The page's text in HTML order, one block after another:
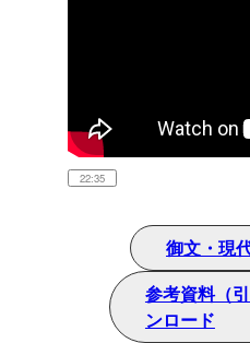
22:35
御文・現
参考資料（
ンロード